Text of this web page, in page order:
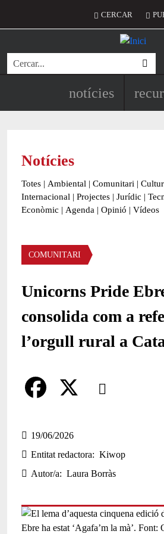
Menú del
CERCAR
Cerca
Navegació
notícies
Notícies
Totes | Ambiental | Comunitari |
Internacional | Projectes | Jurídic |
Econòmic | Agenda | Opinió | Vídeos
Àmbit de la notícia
COMUNITARI
Unicorns Pride
consolida com a
l’orgull rural a
Comparteix
a
c
e
o
19/06/2026
Entitat redactora
Kiwop
Autor/a
Laura Borràs